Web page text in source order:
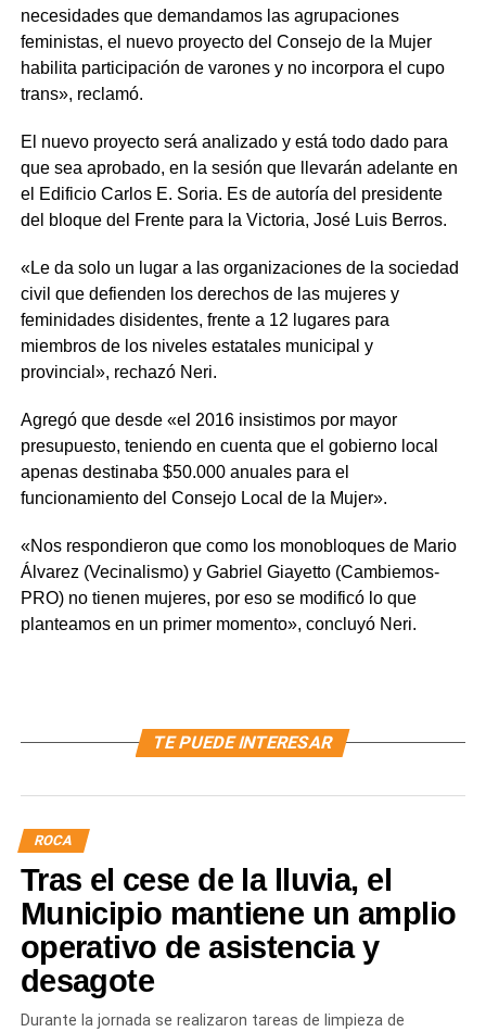
necesidades que demandamos las agrupaciones
feministas, el nuevo proyecto del Consejo de la Mujer
habilita participación de varones y no incorpora el cupo
trans», reclamó.
El nuevo proyecto será analizado y está todo dado para
que sea aprobado, en la sesión que llevarán adelante en
el Edificio Carlos E. Soria. Es de autoría del presidente
del bloque del Frente para la Victoria, José Luis Berros.
«Le da solo un lugar a las organizaciones de la sociedad
civil que defienden los derechos de las mujeres y
feminidades disidentes, frente a 12 lugares para
miembros de los niveles estatales municipal y
provincial», rechazó Neri.
Agregó que desde «el 2016 insistimos por mayor
presupuesto, teniendo en cuenta que el gobierno local
apenas destinaba $50.000 anuales para el
funcionamiento del Consejo Local de la Mujer».
«Nos respondieron que como los monobloques de Mario
Álvarez (Vecinalismo) y Gabriel Giayetto (Cambiemos-
PRO) no tienen mujeres, por eso se modificó lo que
planteamos en un primer momento», concluyó Neri.
TE PUEDE INTERESAR
ROCA
Tras el cese de la lluvia, el
Municipio mantiene un amplio
operativo de asistencia y
desagote
Durante la jornada se realizaron tareas de limpieza de